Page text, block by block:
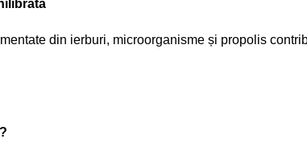
din ierburi, microorganisme și propolis